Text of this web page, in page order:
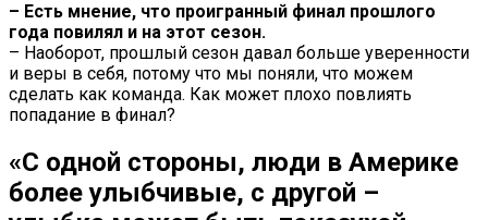
– Есть мнение, что проигранный финал прошлого
года повилял и на этот сезон.
– Наоборот, прошлый сезон давал больше уверенности
и веры в себя, потому что мы поняли, что можем
сделать как команда. Как может плохо повлиять
попадание в финал?
«С одной стороны, люди в Америке
более улыбчивые, с другой –